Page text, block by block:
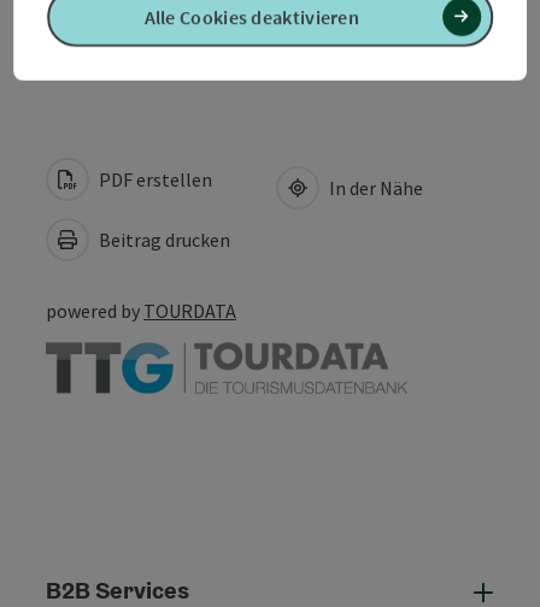
Barrierefreiheit
PDF erstellen
Beitrag drucken
In der Nähe
powered by TOURDATA
B2B Services
Alle Cookies deaktivieren